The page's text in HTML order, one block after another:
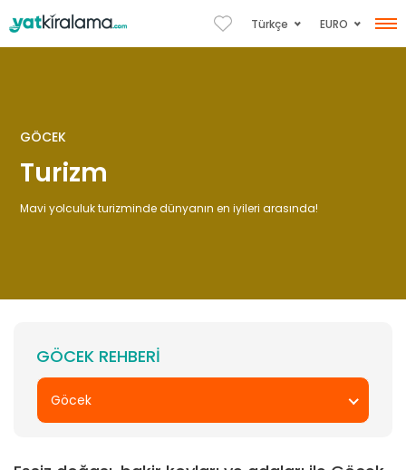
Türkçe EURO
GÖCEK
Turizm
Mavi yolculuk turizminde dünyanın en iyileri arasında!
GÖCEK REHBERI
Göcek